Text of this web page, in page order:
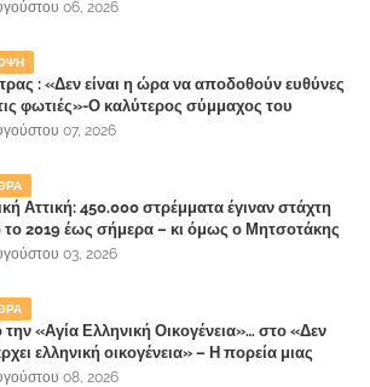
06, 2026
: «Δεν είναι η ώρα να αποδοθούν ευθύνες
φωτιές»-Ο καλύτερος σύμμαχος του
07, 2026
Αττική: 450.000 στρέμματα έγιναν στάχτη
2019 έως σήμερα – κι όμως ο Μητσοτάκης
40% και 45% στις εκλογές του 2023,ενώ 50%
03, 2026
«Αγία Ελληνική Οικογένεια»… στο «Δεν
ελληνική οικογένεια» – Η πορεία μιας
που κινδυνεύει να ξεχάσει ποια είναι
08, 2026